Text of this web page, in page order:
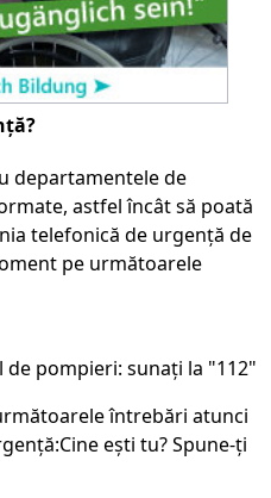
departamentele de
astfel încât să poată
telefonică de urgență de
pe următoarele
pompieri: sunați la "112"
întrebări atunci
eşti tu? Spune-ți